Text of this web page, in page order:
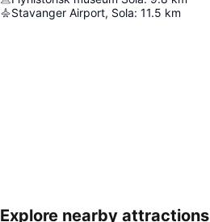
Stavanger Airport, Sola: 11.5 km
Explore nearby attractions